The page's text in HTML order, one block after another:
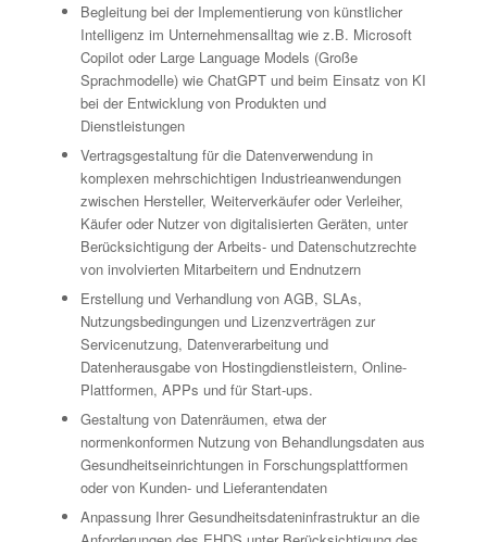
Begleitung bei der Implementierung von künstlicher
Intelligenz im Unternehmensalltag wie z.B. Microsoft
Copilot oder Large Language Models (Große
Sprachmodelle) wie ChatGPT und beim Einsatz von KI
bei der Entwicklung von Produkten und
Dienstleistungen
Vertragsgestaltung für die Datenverwendung in
komplexen mehrschichtigen Industrieanwendungen
zwischen Hersteller, Weiterverkäufer oder Verleiher,
Käufer oder Nutzer von digitalisierten Geräten, unter
Berücksichtigung der Arbeits- und Datenschutzrechte
von involvierten Mitarbeitern und Endnutzern
Erstellung und Verhandlung von AGB, SLAs,
Nutzungsbedingungen und Lizenzverträgen zur
Servicenutzung, Datenverarbeitung und
Datenherausgabe von Hostingdienstleistern, Online-
Plattformen, APPs und für Start-ups.
Gestaltung von Datenräumen, etwa der
normenkonformen Nutzung von Behandlungsdaten aus
Gesundheitseinrichtungen in Forschungsplattformen
oder von Kunden- und Lieferantendaten
Anpassung Ihrer Gesundheitsdateninfrastruktur an die